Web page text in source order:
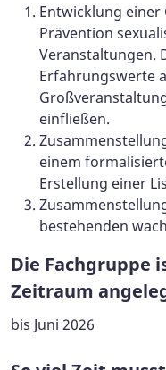
Entwicklung einer
Prävention
Veranstaltungen.
Erfahrungswerte
einfließen.
einem
Erstellung einer
bestehenden
Die Fachgruppe
Zeitraum
bis Juni 2026